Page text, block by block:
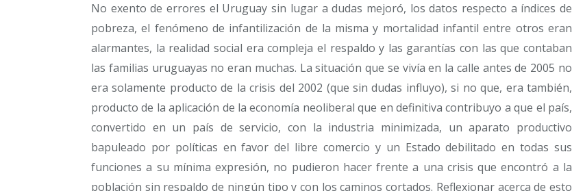
No exento de errores el Uruguay sin lugar a dudas mejoró, los datos respecto a índices de
pobreza, el fenómeno de infantilización de la misma y mortalidad infantil entre otros eran
alarmantes, la realidad social era compleja el respaldo y las garantías con las que contaban
las familias uruguayas no eran muchas. La situación que se vivía en la calle antes de 2005 no
era solamente producto de la crisis del 2002 (que sin dudas influyo), si no que, era también,
producto de la aplicación de la economía neoliberal que en definitiva contribuyo a que el país,
convertido en un país de servicio, con la industria minimizada, un aparato productivo
bapuleado por políticas en favor del libre comercio y un Estado debilitado en todas sus
funciones a su mínima expresión, no pudieron hacer frente a una crisis que encontró a la
población sin respaldo de ningún tipo y con los caminos cortados. Reflexionar acerca de esto